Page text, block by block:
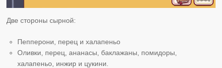
Две стороны сырной:
Пепперони, перец и халапеньо
Оливки, перец, ананасы, баклажаны, помидоры,
халапеньо, инжир и цукини.